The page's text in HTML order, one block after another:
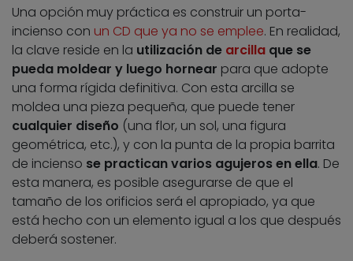
Una opción muy práctica es construir un porta-
incienso con un CD que ya no se emplee. En realidad,
la clave reside en la utilización de arcilla que se
pueda moldear y luego hornear para que adopte
una forma rígida definitiva. Con esta arcilla se
moldea una pieza pequeña, que puede tener
cualquier diseño (una flor, un sol, una figura
geométrica, etc.), y con la punta de la propia barrita
de incienso se practican varios agujeros en ella. De
esta manera, es posible asegurarse de que el
tamaño de los orificios será el apropiado, ya que
está hecho con un elemento igual a los que después
deberá sostener.